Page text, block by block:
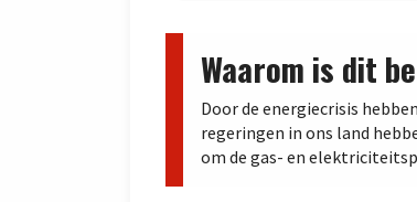
Waarom is dit
Door de energiecrisis
regeringen in ons land
om de gas- en